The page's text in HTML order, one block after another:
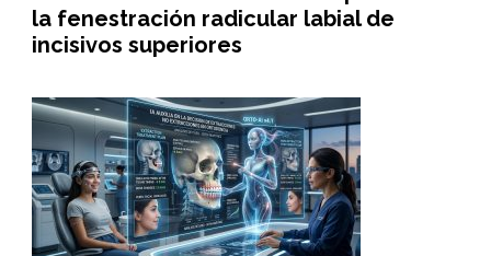
la fenestración radicular labial de
incisivos superiores